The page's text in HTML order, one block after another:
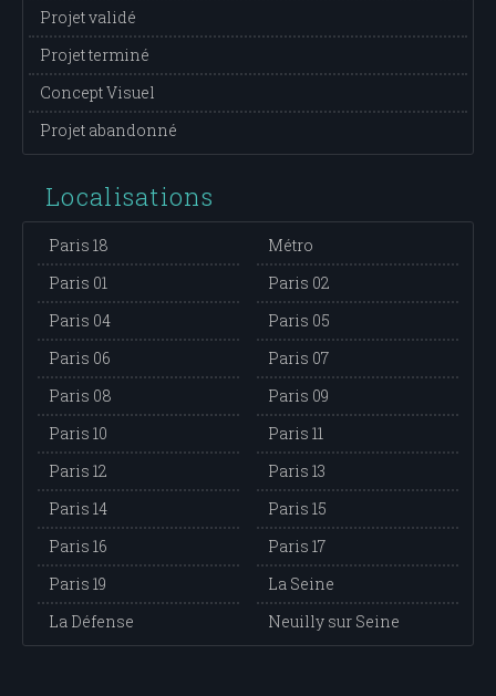
Projet validé
Projet terminé
Concept Visuel
Projet abandonné
Localisations
Paris 18
Métro
Paris 01
Paris 02
Paris 04
Paris 05
Paris 06
Paris 07
Paris 08
Paris 09
Paris 10
Paris 11
Paris 12
Paris 13
Paris 14
Paris 15
Paris 16
Paris 17
Paris 19
La Seine
La Défense
Neuilly sur Seine